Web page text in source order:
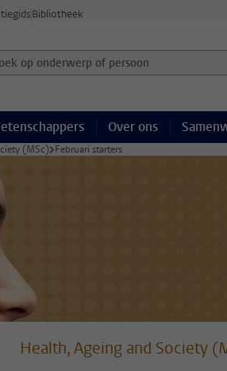
Bibliotheek
op onderwerp of persoon en selecteer
Over ons
(MSc) Februari starters
Health, Ageing and Society